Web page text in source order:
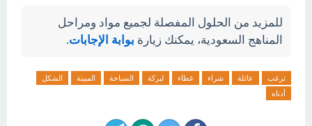
للمزيد من الحلول المفصلة لجميع مواد ومراحل
المناهج السعودية، يمكنك زيارة بوابة الإجابات.
ترغب عائلة شراء غطاء لبركة السباحة المبينة
الشكل
أدناه